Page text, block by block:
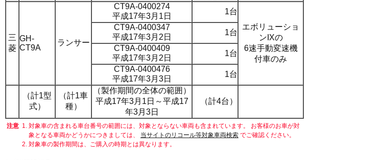
三
菱
GH-
CT9A
ランサー
CT9A-0400274
平成17年3月1日
1台
エボリューショ
ンIXの
6速手動変速機
付車のみ
CT9A-0400347
平成17年3月2日
1台
CT9A-0400409
平成17年3月2日
1台
CT9A-0400476
平成17年3月3日
1台
（計1型
式）
（計1車
種）
（製作期間の全体の範囲）
平成17年3月1日～平成17
年3月3日
（計4台）
注意 1. 対象車の含まれる車台番号の範囲には、対象とならない車両も含まれています。 お客様のお車が対
象となる車両かどうかにつきましては、 当サイトのリコール等対象車両検索 でご確認ください。
2. 対象車の製作期間は、ご購入の時期とは異なります。